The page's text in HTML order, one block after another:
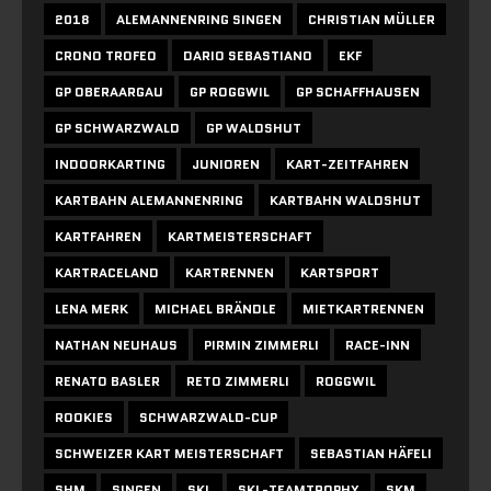
2018 ALEMANNENRING SINGEN
CHRISTIAN MÜLLER
CRONO TROFEO
DARIO SEBASTIANO
EKF
GP OBERAARGAU
GP ROGGWIL
GP SCHAFFHAUSEN
GP SCHWARZWALD
GP WALDSHUT
INDOORKARTING
JUNIOREN
KART-ZEITFAHREN
KARTBAHN ALEMANNENRING
KARTBAHN WALDSHUT
KARTFAHREN
KARTMEISTERSCHAFT
KARTRACELAND
KARTRENNEN
KARTSPORT
LENA MERK
MICHAEL BRÄNDLE
MIETKARTRENNEN
NATHAN NEUHAUS
PIRMIN ZIMMERLI
RACE-INN
RENATO BASLER
RETO ZIMMERLI
ROGGWIL
ROOKIES
SCHWARZWALD-CUP
SCHWEIZER KART MEISTERSCHAFT
SEBASTIAN HÄFELI